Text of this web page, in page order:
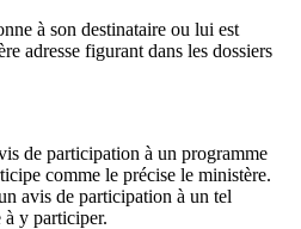
à son destinataire ou lui est
adresse figurant dans les dossiers
de participation à un programme
comme le précise le ministère.
avis de participation à un tel
à y participer.